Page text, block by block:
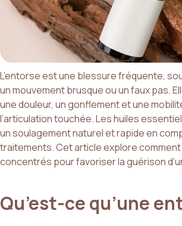
L’entorse est une blessure fréquente,
un mouvement brusque ou un faux pas.
une douleur, un gonflement et une
l’articulation touchée. Les huiles
un soulagement naturel et rapide en
traitements. Cet article explore
concentrés pour favoriser la guérison
Qu’est-ce qu’une